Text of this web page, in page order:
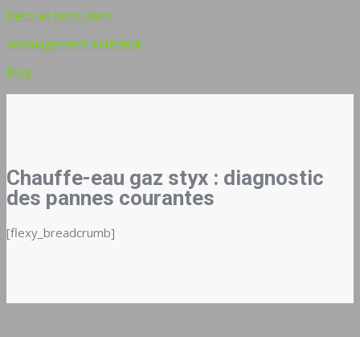
Déco et bons plans
Aménagement extérieur
Blog
Chauffe-eau gaz styx : diagnostic
des pannes courantes
[flexy_breadcrumb]